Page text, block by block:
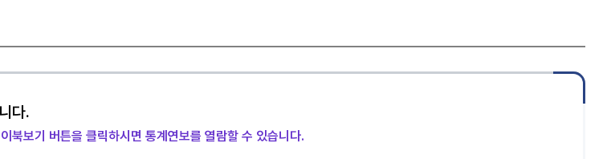
다.
북보기 버튼을 클릭하시면 통계연보를 열람할 수 있습니다.